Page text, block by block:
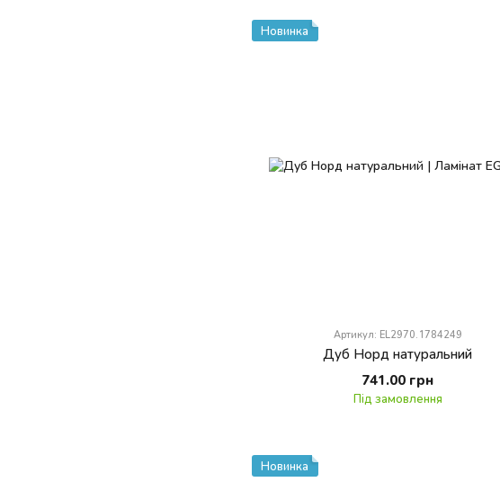
Новинка
Артикул: EL2970.1784249
Дуб Норд натуральний
741.00 грн
Під замовлення
Новинка